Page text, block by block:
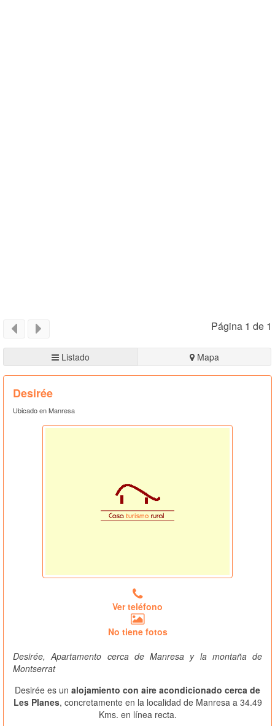
Página 1 de 1
Listado Mapa
Desirée
Ubicado en Manresa
Ver teléfono
No tiene fotos
Desirée, Apartamento cerca de Manresa y la montaña de
Montserrat
Desirée es un alojamiento con aire acondicionado cerca de
Les Planes, concretamente en la localidad de Manresa a 34.49
Kms. en línea recta.